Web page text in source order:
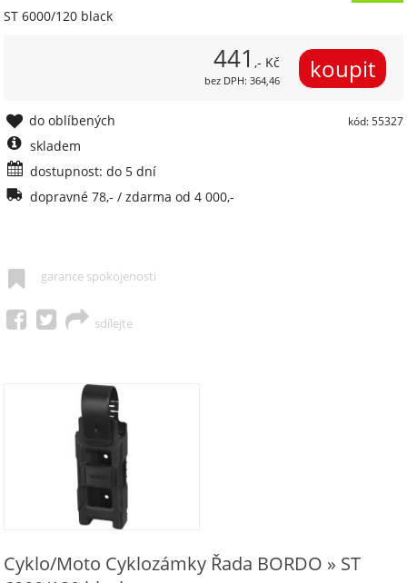
ST 6000/120 black
441 ,- Kč
bez DPH: 364,46
kód: 55327
do oblíbených
skladem
dostupnost: do 5 dní
dopravné 78,- / zdarma od 4 000,-
garance spokojenosti
sdílejte
Cyklo/Moto Cyklozámky Řada BORDO » ST